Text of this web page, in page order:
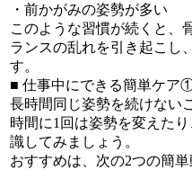
・前かがみの姿勢が多い
このような習慣が続くと、
ランスの乱れを引き起こし
す。
■ 仕事中にできる簡単ケア
長時間同じ姿勢を続けない
時間に1回は姿勢を変えた
識してみましょう。
おすすめは、次の2つの簡単